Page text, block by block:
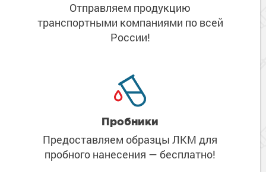
Отправляем продукцию
транспортными компаниями по всей
России!
Пробники
Предоставляем образцы ЛКМ для
пробного нанесения — бесплатно!